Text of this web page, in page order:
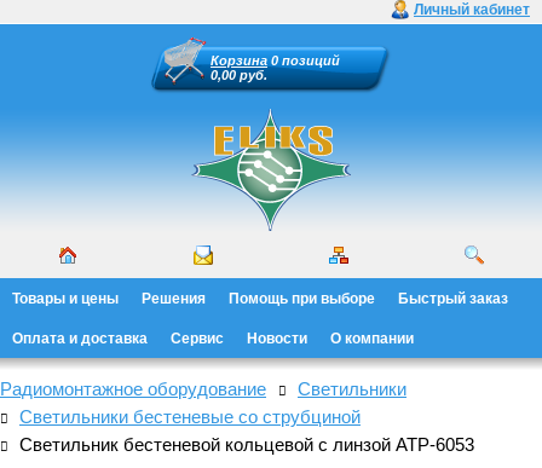
Личный кабинет
Корзина 0 позиций
0,00 руб.
Товары и цены Решения Помощь при выборе Быстрый заказ
Оплата и доставка Сервис Новости О компании
Радиомонтажное оборудование
Светильники
Светильники бестеневые со струбциной
Светильник бестеневой кольцевой с линзой АТР-6053